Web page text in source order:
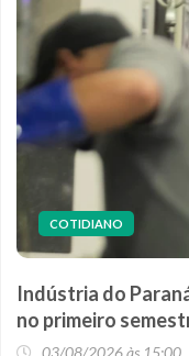
COTIDIANO
Indústria do
no primeiro
03/08/2026 às 15:00